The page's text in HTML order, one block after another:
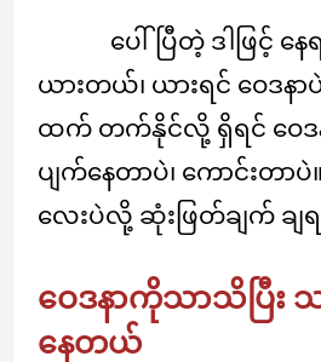
ပေါ်ပြီတဲ့ ဒါဖြင့် န
ယားတယ်၊ ယားရင် ဝေဒနာ
ထက် တက်နိုင်လို့ ရှိရင် ဝေဒန
ပျက်နေတာပဲ၊ ကောင်းတာ
လေးပဲလို့ ဆုံးဖြတ်ချက် ချ
ဝေဒနာကိုသာသိပြီး သ
နေတယ်